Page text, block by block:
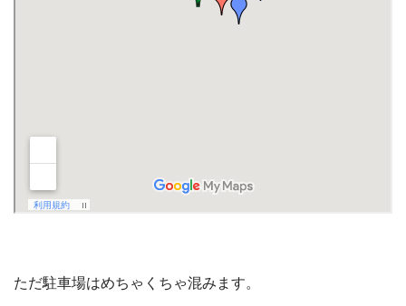
ただ駐車場はめちゃくちゃ混みます。